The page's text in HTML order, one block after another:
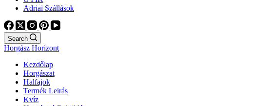
Adriai Szállások
Search
Horgász Horizont
Kezdőlap
Horgászat
Halfajok
Termék Leirás
Kvíz